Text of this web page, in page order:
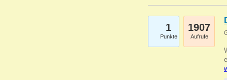
1
Punkte
1907
Aufrufe